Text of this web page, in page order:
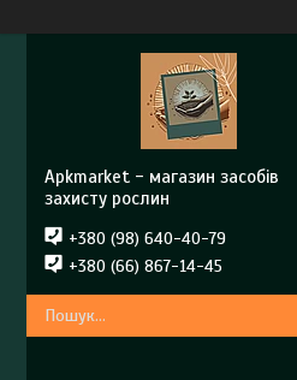
Apkmarket - магазин засобів
захисту рослин
+380 (98) 640-40-79
+380 (66) 867-14-45